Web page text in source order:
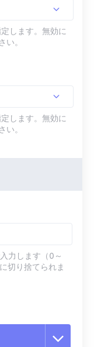
定します。無効に
。
定します。無効に
。
力します（0～
切り捨てられま